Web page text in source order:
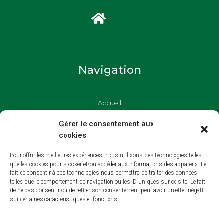
Gérer le consentement aux
cookies
Pour offrir les meilleures expériences, nous utilisons des technologies telles
que les cookies pour stocker et/ou accéder aux informations des appareils. Le
fait de consentir à ces technologies nous permettra de traiter des données
telles que le comportement de navigation ou les ID uniques sur ce site. Le fait
de ne pas consentir ou de retirer son consentement peut avoir un effet négatif
sur certaines caractéristiques et fonctions.
Navigation
Accueil
Commerçants
Marchés Locaux
Besoin d'aide ?
Mentions Légales